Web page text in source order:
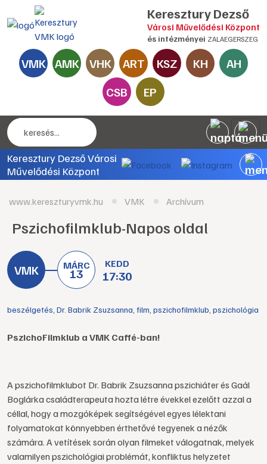
Keresztury Dezső
Városi Művelődési Központ
és intézményei ZALAEGERSZEG
VMK AMK VHK ART KSZ KH
AH
CSB
EP
Keresztury Dezső Városi
Művelődési Központ
www.kereszturyvmk.hu VMK Archívum
Pszichofilmklub-Napos oldal
MÁRC
13
KEDD
17:30
beszélgetés Dr. Babrik Zsuzsanna film pszichofilmklub pszichológia
PszichoFilmklub a VMK Caffé-ban!
A pszichofilmklubot Dr. Babrik Zsuzsanna pszichiáter és Gaál
Boglárka családterapeuta hozta létre évekkel ezelőtt azzal a
céllal, hogy a mozgóképek segítségével egyes lélektani
folyamatokat könnyebben érthetővé tegyenek a nézők
számára. A vetítések során olyan filmeket válogatnak, melyek
valamilyen pszichológiai problémát, konfliktus helyzetet